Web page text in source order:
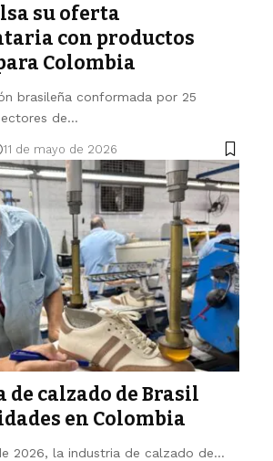
su oferta
con productos
Colombia
brasileña conformada por 25
de…
11 de mayo de 2026
calzado de Brasil
en Colombia
2026, la industria de calzado de…